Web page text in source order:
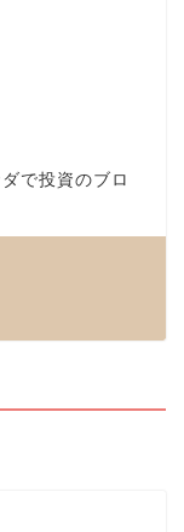
で投資のブロ